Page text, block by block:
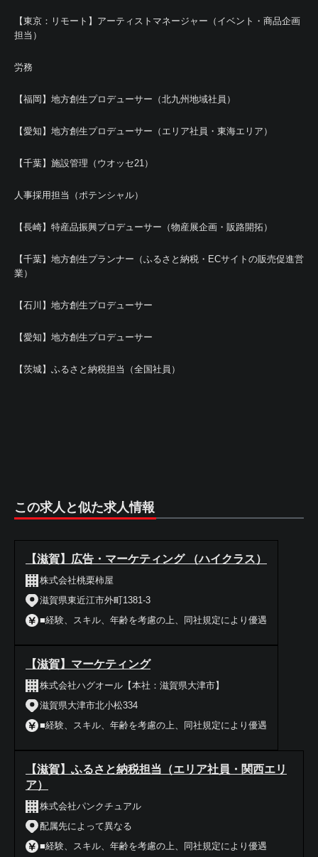
【東京：リモート】アーティストマネージャー（イベント・商品企画
担当）
労務
【福岡】地方創生プロデューサー（北九州地域社員）
【愛知】地方創生プロデューサー（エリア社員・東海エリア）
【千葉】施設管理（ウオッセ21）
人事採用担当（ポテンシャル）
【長崎】特産品振興プロデューサー（物産展企画・販路開拓）
【千葉】地方創生プランナー（ふるさと納税・ECサイトの販売促進営
業）
【石川】地方創生プロデューサー
【愛知】地方創生プロデューサー
【茨城】ふるさと納税担当（全国社員）
この求人と似た求人情報
【滋賀】広告・マーケティング （ハイクラス）
株式会社桃栗柿屋
滋賀県東近江市外町1381-3
■経験、スキル、年齢を考慮の上、同社規定により優遇
【滋賀】マーケティング
株式会社ハグオール【本社：滋賀県大津市】
滋賀県大津市北小松334
■経験、スキル、年齢を考慮の上、同社規定により優遇
【滋賀】ふるさと納税担当（エリア社員・関西エリ
ア）
株式会社パンクチュアル
配属先によって異なる
■経験、スキル、年齢を考慮の上、同社規定により優遇